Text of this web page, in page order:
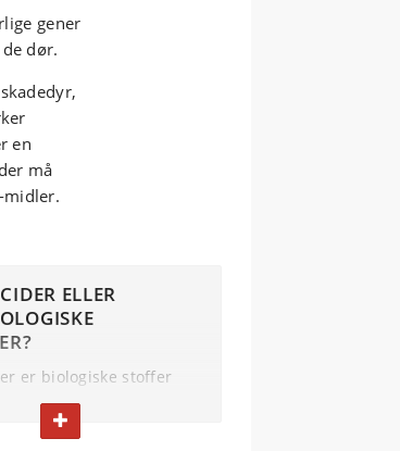
gener
dør.
en
må
midler.
ELLER
er biologiske stoffer
der skader, dræber
på
FOLD TEKST IND ELLER UD